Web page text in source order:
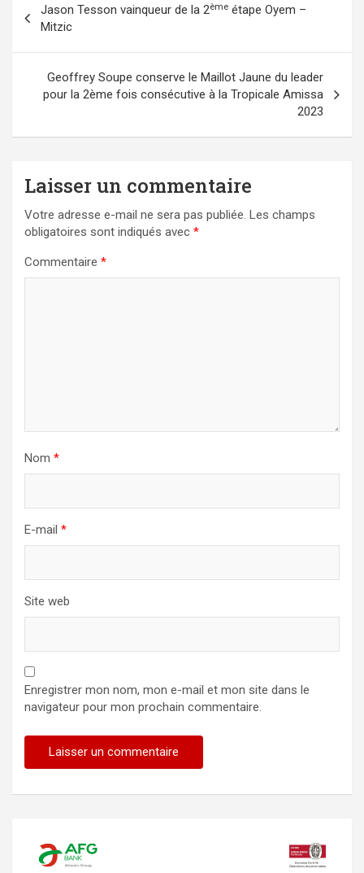
de
l’article
Jason Tesson vainqueur de la 2ème étape Oyem –
Mitzic
Geoffrey Soupe conserve le Maillot Jaune du leader
pour la 2ème fois consécutive à la Tropicale Amissa
2023
Laisser un commentaire
Votre adresse e-mail ne sera pas publiée. Les champs
obligatoires sont indiqués avec *
Commentaire *
Nom *
E-mail *
Site web
Enregistrer mon nom, mon e-mail et mon site dans le
navigateur pour mon prochain commentaire.